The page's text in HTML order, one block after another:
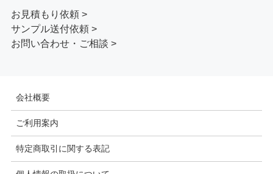
お見積もり依頼 >
サンプル送付依頼 >
お問い合わせ・ご相談 >
会社概要
ご利用案内
特定商取引に関する表記